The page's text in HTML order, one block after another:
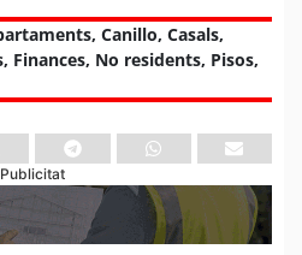
, Canillo, Casals,
, Finances, No residents, Pisos,
Publicitat